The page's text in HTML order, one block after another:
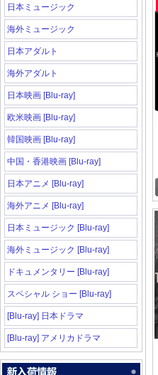
日本ミュージック
海外ミュージック
日本アダルト
海外アダルト
日本映画 [Blu-ray]
欧米映画 [Blu-ray]
韓国映画 [Blu-ray]
中国・香港映画 [Blu-ray]
日本アニメ [Blu-ray]
海外アニメ [Blu-ray]
日本ミュージック [Blu-ray]
海外ミュージック [Blu-ray]
ドキュメンタリー [Blu-ray]
スペシャル ショー [Blu-ray]
[Blu-ray] 日本ドラマ
[Blu-ray] アメリカドラマ